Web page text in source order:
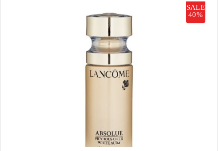
SALE
40%